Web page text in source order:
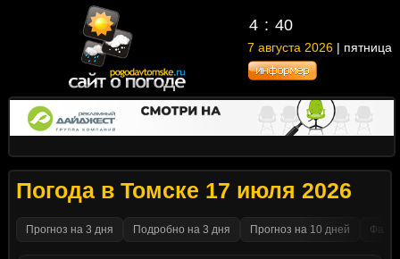
4 40
7 августа 2026 | пятница
Погода в Томске 17 июля 2026
Прогноз на 3 дня Подробно на 3 дня Прогноз на 10 дней